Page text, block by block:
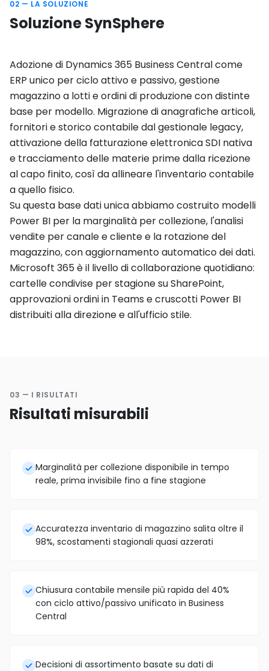
02 — LA SOLUZIONE
Soluzione SynSphere
Adozione di Dynamics 365 Business Central come
ERP unico per ciclo attivo e passivo, gestione
magazzino a lotti e ordini di produzione con distinte
base per modello. Migrazione di anagrafiche articoli,
fornitori e storico contabile dal gestionale legacy,
attivazione della fatturazione elettronica SDI nativa
e tracciamento delle materie prime dalla ricezione
al capo finito, così da allineare l'inventario contabile
a quello fisico.
Su questa base dati unica abbiamo costruito modelli
Power BI per la marginalità per collezione, l'analisi
vendite per canale e cliente e la rotazione del
magazzino, con aggiornamento automatico dei dati.
Microsoft 365 è il livello di collaborazione quotidiano:
cartelle condivise per stagione su SharePoint,
approvazioni ordini in Teams e cruscotti Power BI
distribuiti alla direzione e all'ufficio stile.
03 — I RISULTATI
Risultati misurabili
Marginalità per collezione disponibile in tempo
reale, prima invisibile fino a fine stagione
Accuratezza inventario di magazzino salita oltre il
98%, scostamenti stagionali quasi azzerati
Chiusura contabile mensile più rapida del 40%
con ciclo attivo/passivo unificato in Business
Central
Decisioni di assortimento basate su dati di